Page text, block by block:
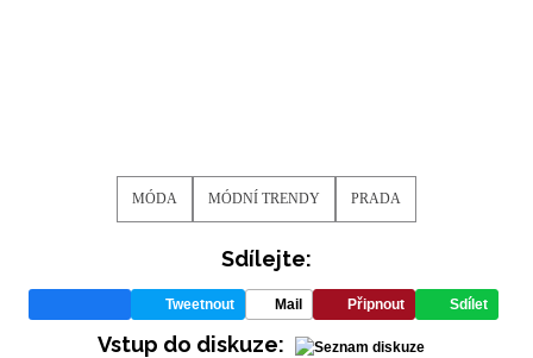
MÓDA MÓDNÍ TRENDY PRADA
Sdílejte:
Tweetnout Mail Připnout Sdílet
Vstup do diskuze: